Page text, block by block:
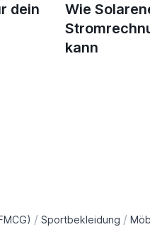
dein
Wie
kann
/ Sportbekleidung /